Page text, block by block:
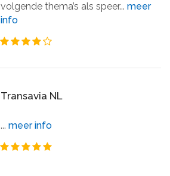
volgende thema’s als speer...meer
info
Transavia NL
...meer info